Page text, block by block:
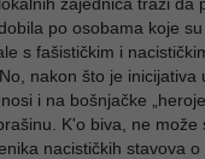
po osobama koje
s fašističkim i
nakon što je inicijativa
i na bošnjačke
K'o biva, ne može
nacističkih stavova